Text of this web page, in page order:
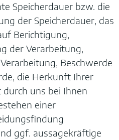
Speicherdauer bzw. die
der Speicherdauer, das
Berichtigung,
der Verarbeitung,
Beschwerde
die Herkunft Ihrer
uns bei Ihnen
einer
ggf. aussagekräftige